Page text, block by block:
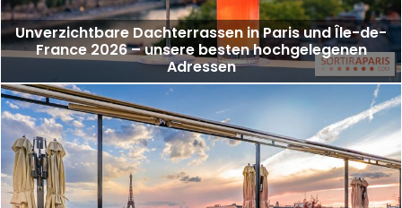
Unverzichtbare Dachterrassen in Paris und Île-de-
France 2026 – unsere besten hochgelegenen
Adressen